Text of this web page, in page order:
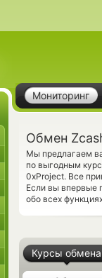
Мониторинг
Обмен
Мы предлагаем
по выгодным
0xProject. Все
Если вы впервые
обо всех
Курсы обмена